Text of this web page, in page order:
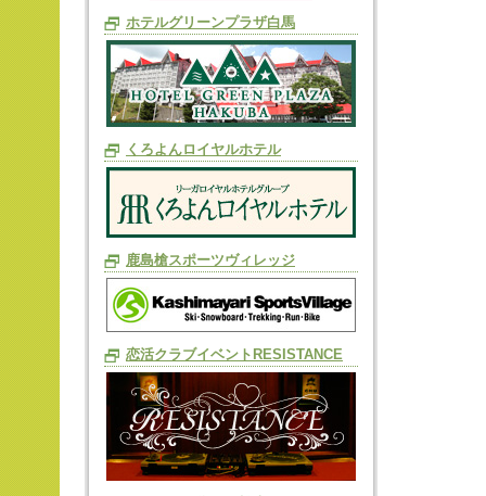
ホテルグリーンプラザ白馬
くろよんロイヤルホテル
鹿島槍スポーツヴィレッジ
恋活クラブイベントRESISTANCE